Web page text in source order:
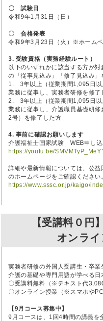
〇 試験日
令和9年1月31日（日）
〇 合格発表
令和9年3月23日（火）※ホーム
3. 受験資格（実務経験ルート）
以下のいずれかに該当する方が
の「従事見込み」「修了見込み」
1. 3年以上（従業期間1,095日以
業務に従事し、実務者研修を修了
2. 3年以上（従業期間1,095日以
業務に従事し、介護職員基礎研
2号）を修了した方
4. 事前に確認お願いします
介護福祉士国家試験 WEB申し込
https://youtu.be/
詳細や最新情報については、公
のホームページをご確認ください
https://www.sssc.or.jp/kaigo/
【受講料０円
オンラ
実務者研修の外国人受講生・卒業
介護の基礎や専門用語が学べる日
〇受講料無料（※テキスト代
〇オンライン授業（※スマホや
【9月コース募集中】
9月コースは、1回4時間の講義を